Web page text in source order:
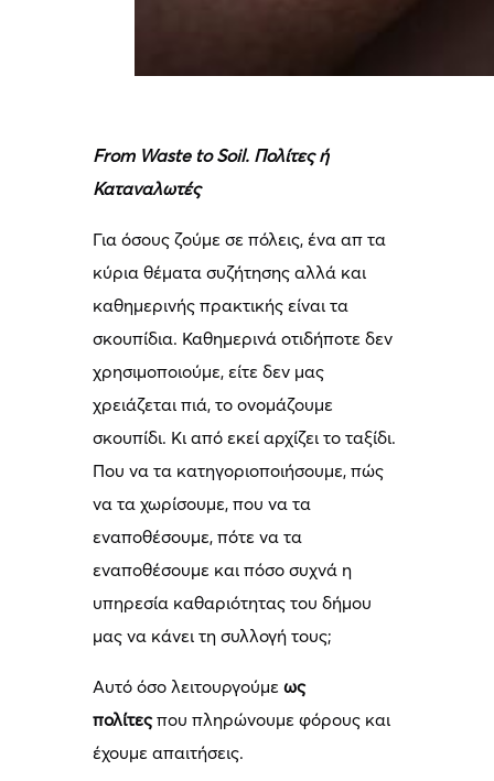
From Waste to Soil. Πολίτες ή
Καταναλωτές
Για όσους ζούμε σε πόλεις, ένα απ τα
κύρια θέματα συζήτησης αλλά και
καθημερινής πρακτικής είναι τα
σκουπίδια. Καθημερινά οτιδήποτε δεν
χρησιμοποιούμε, είτε δεν μας
χρειάζεται πιά, το ονομάζουμε
σκουπίδι. Κι από εκεί αρχίζει το ταξίδι.
Που να τα κατηγοριοποιήσουμε, πώς
να τα χωρίσουμε, που να τα
εναποθέσουμε, πότε να τα
εναποθέσουμε και πόσο συχνά η
υπηρεσία καθαριότητας του δήμου
μας να κάνει τη συλλογή τους;
Αυτό όσο λειτουργούμεως
πολίτεςπου πληρώνουμε φόρους και
έχουμε απαιτήσεις.